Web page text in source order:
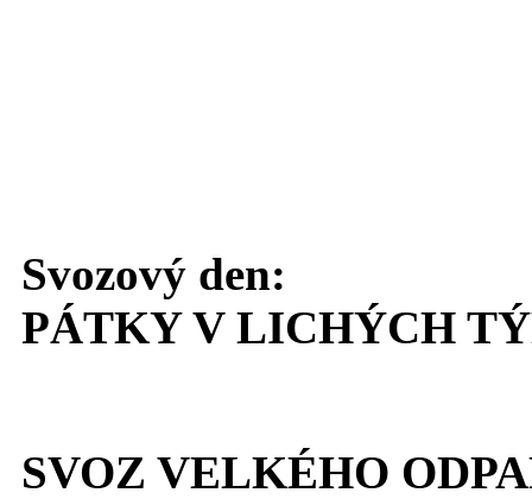
Svozový den:
PÁTKY V LICHÝCH
SVOZ VELKÉHO